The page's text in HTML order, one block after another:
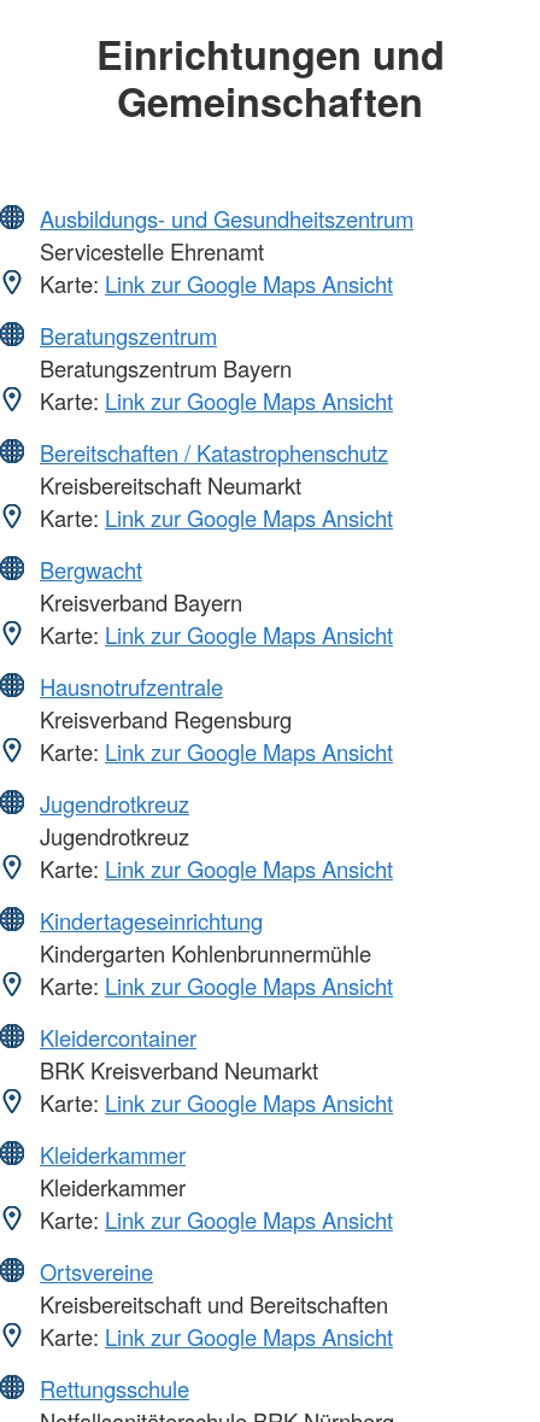
Einrichtungen und
Gemeinschaften
Ausbildungs- und Gesundheitszentrum
Servicestelle Ehrenamt
Karte: Link zur Google Maps Ansicht
Beratungszentrum
Beratungszentrum Bayern
Karte: Link zur Google Maps Ansicht
Bereitschaften / Katastrophenschutz
Kreisbereitschaft Neumarkt
Karte: Link zur Google Maps Ansicht
Bergwacht
Kreisverband Bayern
Karte: Link zur Google Maps Ansicht
Hausnotrufzentrale
Kreisverband Regensburg
Karte: Link zur Google Maps Ansicht
Jugendrotkreuz
Jugendrotkreuz
Karte: Link zur Google Maps Ansicht
Kindertageseinrichtung
Kindergarten Kohlenbrunnermühle
Karte: Link zur Google Maps Ansicht
Kleidercontainer
BRK Kreisverband Neumarkt
Karte: Link zur Google Maps Ansicht
Kleiderkammer
Kleiderkammer
Karte: Link zur Google Maps Ansicht
Ortsvereine
Kreisbereitschaft und Bereitschaften
Karte: Link zur Google Maps Ansicht
Rettungsschule